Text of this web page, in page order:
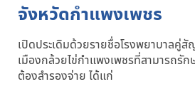
จังหวัดกำแพงเพชร
เปิดประเดิมด้วยรายชื่อโรงพยาบาลคู่
เมืองกล้วยไข่กำแพงเพชรที่สามารถรัก
ต้องสำรองจ่าย ได้แก่